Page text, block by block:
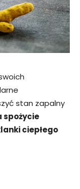
stan zapalny
spożycie
ciepłego